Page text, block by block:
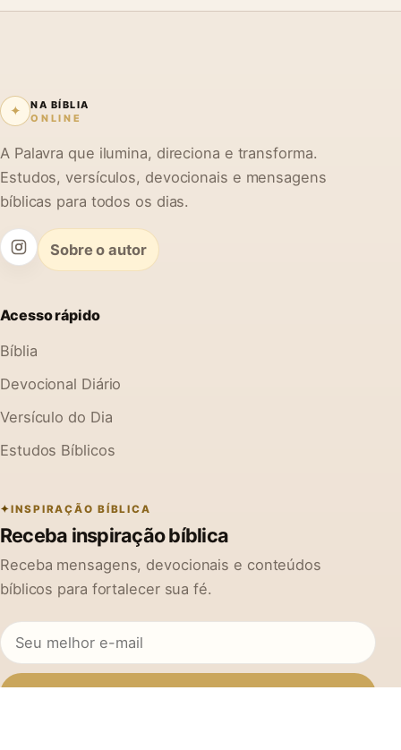
✦
NA BÍBLIA
ONLINE
A Palavra que ilumina, direciona e transforma.
Estudos, versículos, devocionais e mensagens
bíblicas para todos os dias.
Sobre o autor
Acesso rápido
Bíblia
Devocional Diário
Versículo do Dia
Estudos Bíblicos
INSPIRAÇÃO BÍBLICA
Receba inspiração bíblica
Receba mensagens, devocionais e conteúdos
bíblicos para fortalecer sua fé.